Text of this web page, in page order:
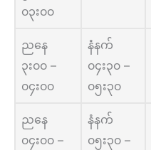
၀၃း၀၀
ညနေ
၃း၀၀ –
၀၄း၀၀
နံနက်
၀၄း၃၀ –
၀၅း၃၀
ညနေ
၀၄း၀၀ –
နံနက်
၀၅း၃၀ –